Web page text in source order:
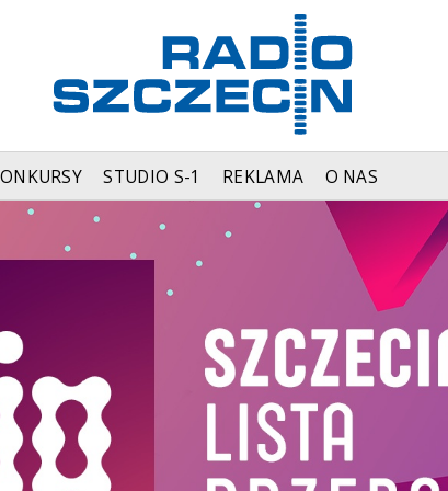
STUDIO S-1 REKLAMA O NAS